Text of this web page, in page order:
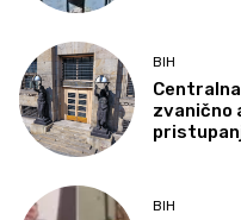
BIH
zvanično
BIH